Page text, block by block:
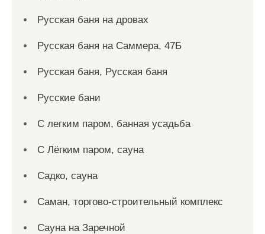
Русская баня на дровах
Русская баня на Саммера, 47Б
Русская баня, Русская баня
Русские бани
С легким паром, банная усадьба
С Лёгким паром, сауна
Садко, сауна
Саман, торгово-строительный комплекс
Сауна на Заречной